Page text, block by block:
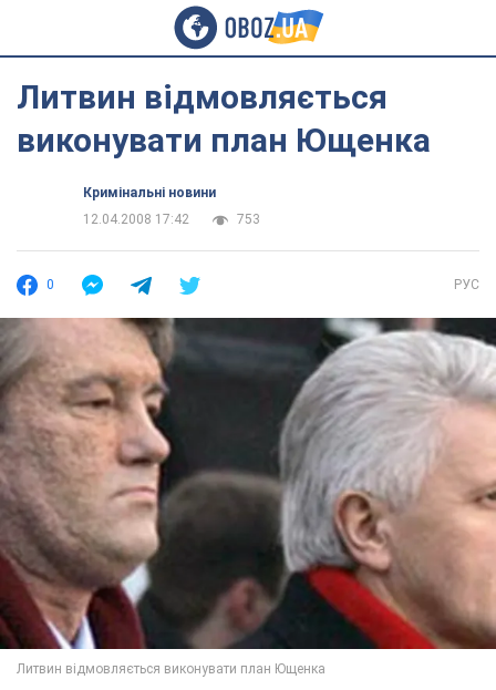
Литвин відмовляється
виконувати план Ющенка
Кримінальні новини
12.04.2008 17:42
753
0 РУС